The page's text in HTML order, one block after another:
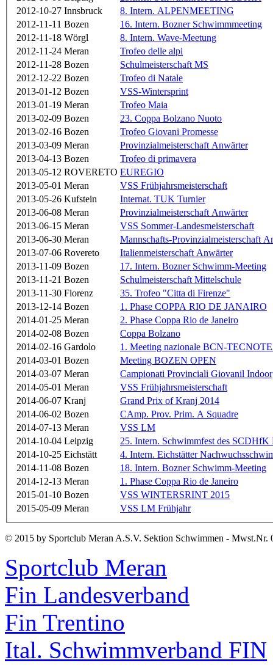
2012-10-27 Innsbruck
8. Intern. ALPENMEETING
2012-11-11 Bozen
16. Intern. Bozner Schwimmmeeting
2012-11-18 Wörgl
8. Intern. Wave-Meetung
2012-11-24 Meran
Trofeo delle alpi
2012-11-28 Bozen
Schulmeisterschaft MS
2012-12-22 Bozen
Trofeo di Natale
2013-01-12 Bozen
VSS-Wintersprint
2013-01-19 Meran
Trofeo Maia
2013-02-09 Bozen
23. Coppa Bolzano Nuoto
2013-02-16 Bozen
Trofeo Giovani Promesse
2013-03-09 Meran
Provinzialmeisterschaft Anwärter
2013-04-13 Bozen
Trofeo di primavera
2013-05-12 ROVERETO EUREGIO
2013-05-01 Meran
VSS Frühjahrsmeisterschaft
2013-05-26 Kufstein
Internat. TUK Turnier
2013-06-08 Meran
Provinzialmeisterschaft Anwärter
2013-06-15 Meran
VSS Sommer-Landesmeisterschaft
2013-06-30 Meran
Mannschafts-Provinzialmeisterschaft
2013-07-06 Rovereto
Italienmeisterschaft Anwärter
2013-11-09 Bozen
17. Intern. Bozner Schwimm-Meeting
2013-11-21 Bozen
Schulmeisterschaft Mittelschule
2013-11-30 Florenz
35. Trofeo "Citta di Firenze"
2013-12-14 Bozen
1. Phase COPPA RIO DE JANAIRO
2014-01-25 Meran
2. Phase Coppa Rio de Janeiro
2014-02-08 Bozen
Coppa Bolzano
2014-02-16 Gardolo
1. Meeting nazionale BCN-
2014-03-01 Bozen
Meeting BOZEN OPEN
2014-03-07 Meran
Campionati Provinciali Giovanil Indoor
2014-05-01 Meran
VSS Frühjahrsmeisterschaft
2014-06-07 Kranj
Grand Prix of Kranj 2014
2014-06-02 Bozen
CAmp. Prov. Prim. A Squadre
2014-07-13 Meran
VSS LM
2014-10-04 Leipzig
25. Intern. Schwimmfest des SCDHfK
2014-10-25 Eichstätt
4. Intern. Eichstätter
2014-11-08 Bozen
18. Intern. Bozner Schwimm-Meeting
2014-12-13 Meran
1. Phase Coppa Rio de Janeiro
2015-01-10 Bozen
VSS WINTERSRINT 2015
2015-05-09 Meran VSS LM Frühjahr
© 2015 by Sportclub Meran A.S.V. Sektion Schwimmen - Mwst.Nr.
Sportclub Meran
Fin Landesverband
Fin Trentino
Ital. Schwimmverband FIN